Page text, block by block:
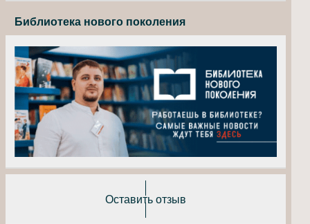
Библиотека нового поколения
Оставить отзыв